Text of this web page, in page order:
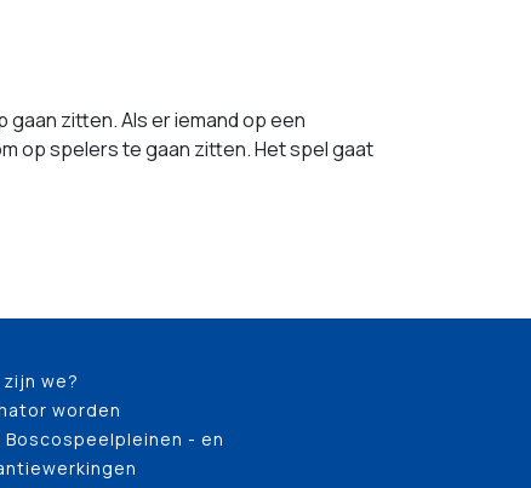
zitten. Als er iemand op een
op spelers te gaan zitten. Het spel gaat
zijn we?
worden
Boscospeelpleinen - en